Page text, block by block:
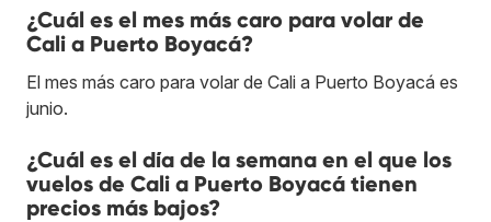
¿Cuál es el mes más caro para volar de
Cali a Puerto Boyacá?
El mes más caro para volar de Cali a Puerto Boyacá es
junio.
¿Cuál es el día de la semana en el que los
vuelos de Cali a Puerto Boyacá tienen
precios más bajos?